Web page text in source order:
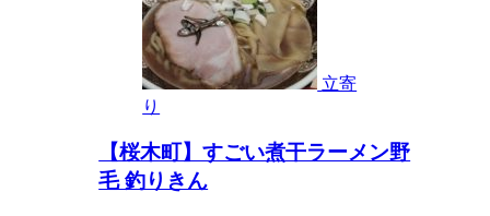
立寄
り
【桜木町】すごい煮干ラーメン野
毛 釣りきん